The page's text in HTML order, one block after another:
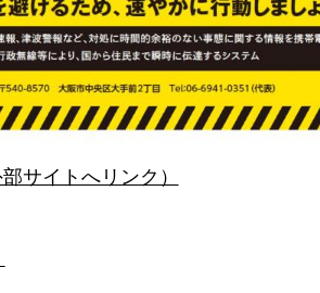
サイトへリンク）